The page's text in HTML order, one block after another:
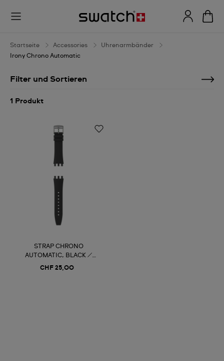
Irony
Automatic
Startseite Accessories
Uhrenarmbänder
Irony Chrono Automatic
Filter und Sortieren
1 Produkt
STRAP CHRONO
AUTOMATIC, BLACK /
LEATHER
CHF 25,00